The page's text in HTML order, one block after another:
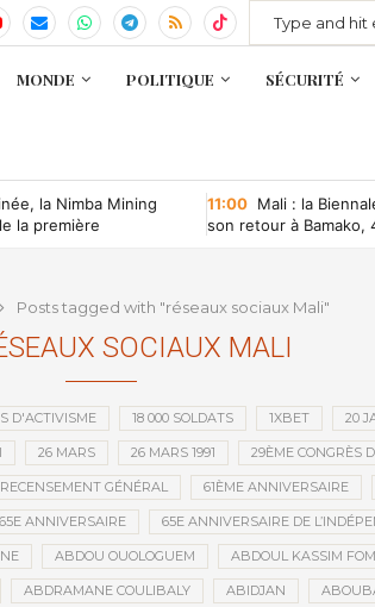
MONDE POLITIQUE SÉCURITÉ
la Nimba Mining
la première
11:00 Mali : la
son retour à Bamako,
Posts tagged with "réseaux sociaux Mali"
SOCIAUX MALI
D'ACTIVISME 18 000 SOLDATS 1XBET 20
26 MARS 26 MARS 1991 29ÈME CONGRÈS
GÉNÉRAL 61ÈME ANNIVERSAIRE
65E ANNIVERSAIRE 65E ANNIVERSAIRE DE
ABDOU OUOLOGUEM ABDOUL KASSIM
ABDRAMANE COULIBALY ABIDJAN